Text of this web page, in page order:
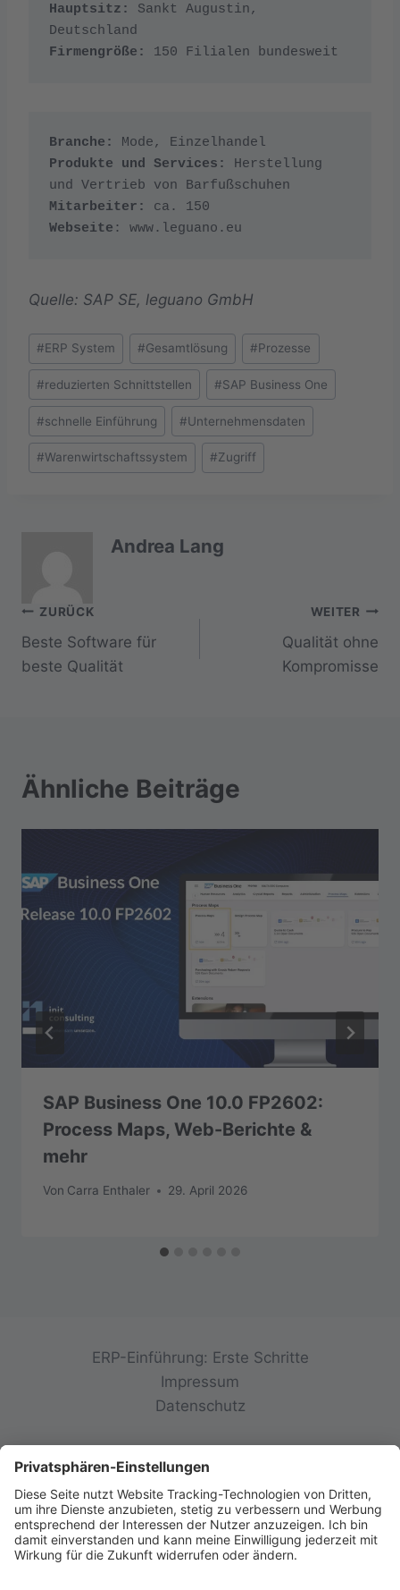
Hauptsitz:
Sankt Augustin,
Firmengröße:
150 Filialen bundesweit
Branche:
Produkte und Services:
Herstellung
Mitarbeiter:
Webseite : www.leguano.eu
Quelle: SAP SE, leguano GmbH
Schlagworte:
#ERP System #Gesamtlösung #Prozesse
#reduzierten Schnittstellen #SAP Business One
#schnelle Einführung #Unternehmensdaten
#Warenwirtschaftssystem #Zugriff
Andrea Lang
Beitragsnavigation
ZURÜCK
Beste Software für
beste Qualität
WEITER
Qualität ohne
Kompromisse
Ähnliche Beiträge
SAP Business One 10.0 FP2602:
Process Maps, Web-Berichte &
mehr
Von Carra Enthaler 29. April 2026
ERP-Einführung: Erste Schritte
Impressum
Datenschutz
© 2026 init-consulting AG • Ruppertswies 14 •
85092 Kösching • Deutschland